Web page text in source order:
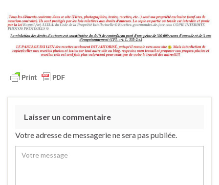
Laisser un commentaire
Votre adresse de messagerie ne sera pas publiée.